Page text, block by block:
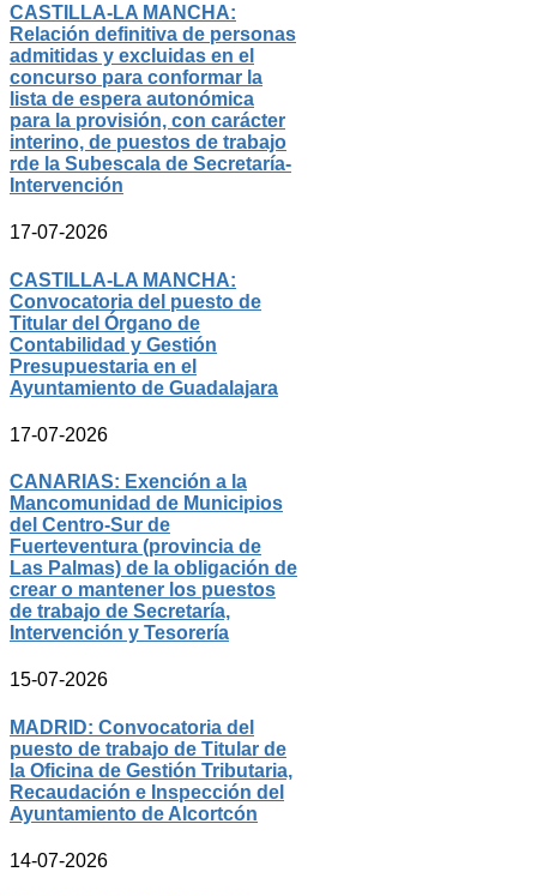
CASTILLA-LA MANCHA:
Relación definitiva de personas
admitidas y excluidas en el
concurso para conformar la
lista de espera autonómica
para la provisión, con carácter
interino, de puestos de trabajo
rde la Subescala de Secretaría-
Intervención
17-07-2026
CASTILLA-LA MANCHA:
Convocatoria del puesto de
Titular del Órgano de
Contabilidad y Gestión
Presupuestaria en el
Ayuntamiento de Guadalajara
17-07-2026
CANARIAS: Exención a la
Mancomunidad de Municipios
del Centro-Sur de
Fuerteventura (provincia de
Las Palmas) de la obligación de
crear o mantener los puestos
de trabajo de Secretaría,
Intervención y Tesorería
15-07-2026
MADRID: Convocatoria del
puesto de trabajo de Titular de
la Oficina de Gestión Tributaria,
Recaudación e Inspección del
Ayuntamiento de Alcortcón
14-07-2026